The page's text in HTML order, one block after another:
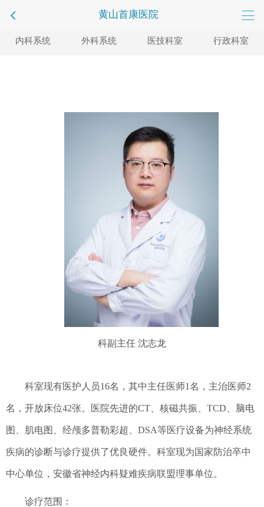
黄山首康医院
内科系统 外科系统 医技科室 行政科室
科副主任 沈志龙
科室现有医护人员16名，其中主任医师1名， 主治医师2
名， 开放床位42张。 医院先进的CT 核磁共振 TCD 脑电
图 肌电图 经颅多普勒彩超 DSA等医疗设备为神经系统
疾病的诊断与诊疗提供了优良硬件。 科室现为国家防治卒中
中心单位 ， 安徽省神经内科疑难疾病联盟理事单位。
诊疗范围：